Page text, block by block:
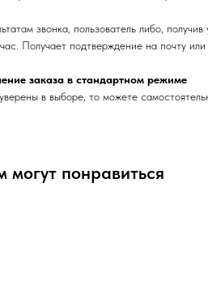
звонка, пользователь либо,
Получает подтверждение на почту
заказа в стандартном режиме
в выборе, то можете
могут понравиться